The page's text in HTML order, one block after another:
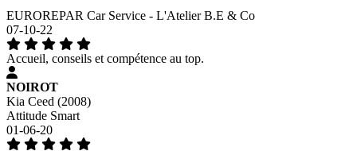
EUROREPAR Car Service - L'Atelier B.E & Co
07-10-22
Accueil, conseils et compétence au top.
NOIROT
Kia Ceed (2008)
Attitude Smart
01-06-20